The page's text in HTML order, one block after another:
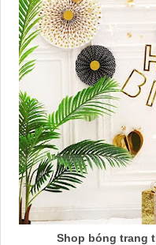
Shop bóng trang